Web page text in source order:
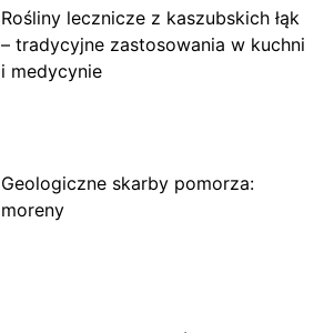
Rośliny lecznicze z kaszubskich łąk
– tradycyjne zastosowania w kuchni
i medycynie
Geologiczne skarby pomorza:
moreny